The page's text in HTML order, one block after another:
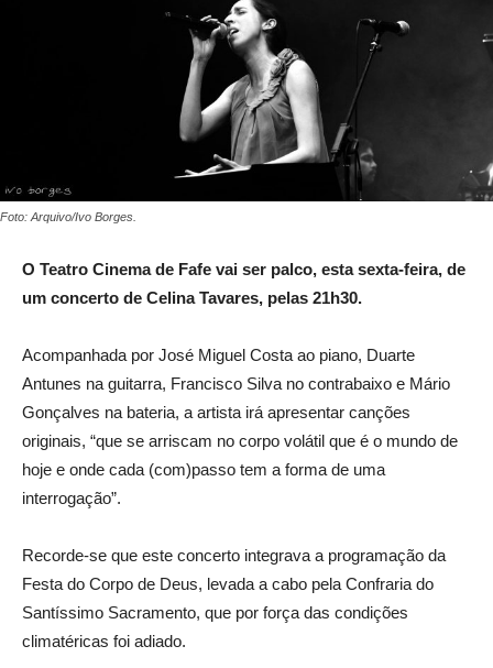
Foto: Arquivo/Ivo Borges.
O Teatro Cinema de Fafe vai ser palco, esta sexta-feira, de
um concerto de Celina Tavares, pelas 21h30.
Acompanhada por José Miguel Costa ao piano, Duarte
Antunes na guitarra, Francisco Silva no contrabaixo e Mário
Gonçalves na bateria, a artista irá apresentar canções
originais, “que se arriscam no corpo volátil que é o mundo de
hoje e onde cada (com)passo tem a forma de uma
interrogação”.
Recorde-se que este concerto integrava a programação da
Festa do Corpo de Deus, levada a cabo pela Confraria do
Santíssimo Sacramento, que por força das condições
climatéricas foi adiado.